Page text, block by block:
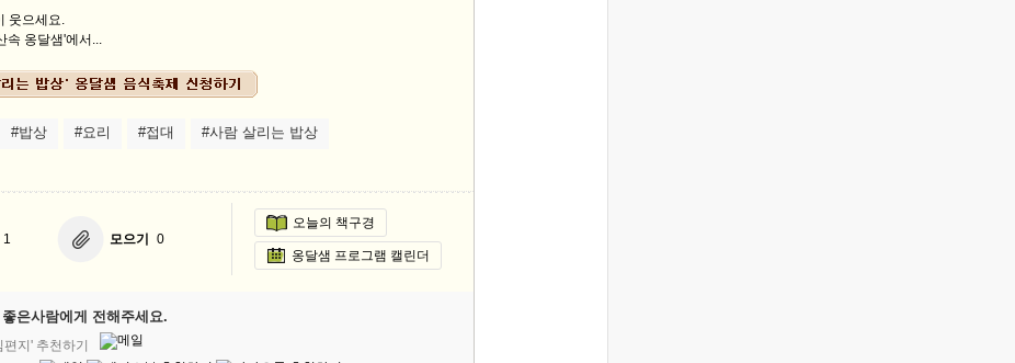
웃으세요.
속 옹달샘'에서...
#밥상 #요리 #접대 #사람 살리는 밥상
1 모으기 0
오늘의 책구경
옹달샘 프로그램 캘린더
은사람에게 전해주세요.
지' 추천하기